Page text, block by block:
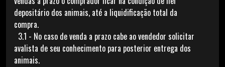
depositário dos animais, até a liquidificação total da
compra.
3.1 - No caso de venda a prazo cabe ao vendedor solicitar
avalista de seu conhecimento para posterior entrega dos
animais.